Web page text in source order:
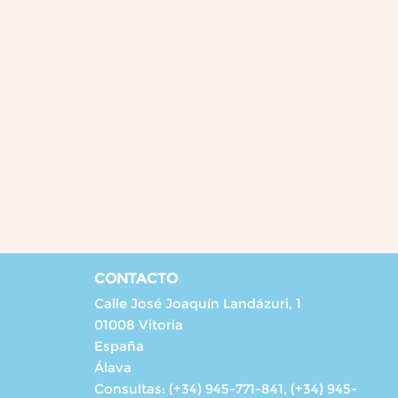
CONTACTO
Calle José Joaquín Landázuri, 1
01008 Vitoria
España
Álava
Consultas: (+34) 945-771-841, (+34) 945-